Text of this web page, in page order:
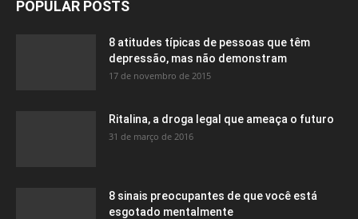
POPULAR POSTS
8 atitudes típicas de pessoas que têm
depressão, mas não demonstram
17 de novembro de 2015
Ritalina, a droga legal que ameaça o futuro
31 de março de 2016
8 sinais preocupantes de que você está
esgotado mentalmente